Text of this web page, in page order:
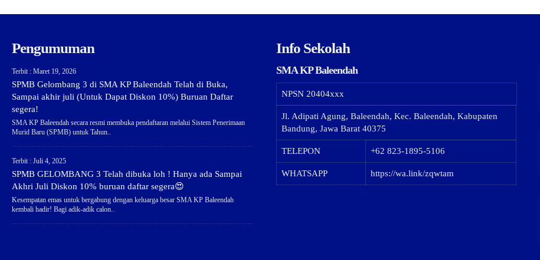
Pengumuman
Terbit : Maret 19, 2026
SPMB Gelombang 3 di SMA KP Baleendah Telah di Buka,
Sampai akhir juli (Untuk Dapat Diskon 10%) Buruan Daftar
segera!
SMA KP Baleendah secara resmi membuka pendaftaran melalui Sistem Penerimaan
Murid Baru (SPMB) untuk Tahun..
Terbit : Juli 4, 2025
SPMB GELOMBANG 3 Telah dibuka loh ! Hanya ada Sampai
Akhri Juli Diskon 10% buruan daftar segera😍
Kesempatan emas untuk bergabung dengan keluarga besar SMA KP Baleendah
kembali hadir! Bagi adik-adik calon..
Info Sekolah
SMA KP Baleendah
NPSN 20404xxx
Jl. Adipati Agung, Baleendah, Kec. Baleendah, Kabupaten
Bandung, Jawa Barat 40375
TELEPON +62 823-1895-5106
WHATSAPP https://wa.link/zqwtam